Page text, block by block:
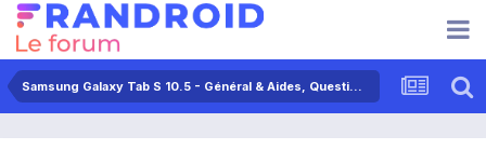
Samsung Galaxy Tab S 10.5 - Général & Aides, Questions/Réponses